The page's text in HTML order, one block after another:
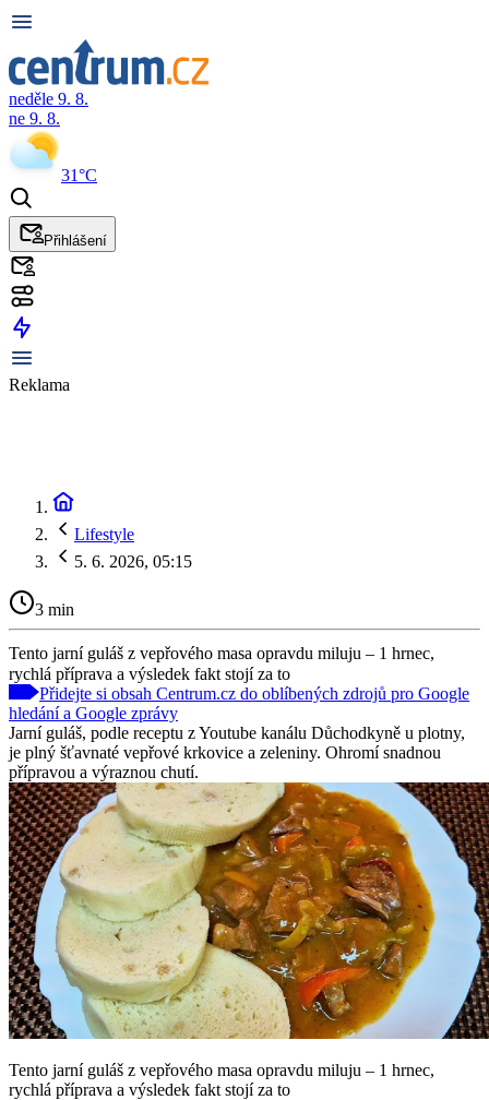
neděle 9. 8.
ne 9. 8.
31°C
Přihlášení
Reklama
Lifestyle
5. 6. 2026, 05:15
3 min
Tento jarní guláš z vepřového masa opravdu miluju – 1 hrnec,
rychlá příprava a výsledek fakt stojí za to
Přidejte si obsah Centrum.cz do oblíbených zdrojů pro Google
hledání a Google zprávy
Jarní guláš, podle receptu z Youtube kanálu Důchodkyně u plotny,
je plný šťavnaté vepřové krkovice a zeleniny. Ohromí snadnou
přípravou a výraznou chutí.
Tento jarní guláš z vepřového masa opravdu miluju – 1 hrnec,
rychlá příprava a výsledek fakt stojí za to